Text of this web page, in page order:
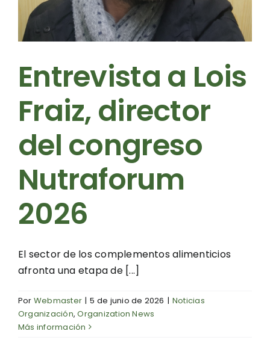
Entrevista a Lois
Fraiz, director
del congreso
Nutraforum
2026
El sector de los complementos alimenticios
afronta una etapa de [...]
Por Webmaster | 5 de junio de 2026 | Noticias
Organización,Organization News
Más información